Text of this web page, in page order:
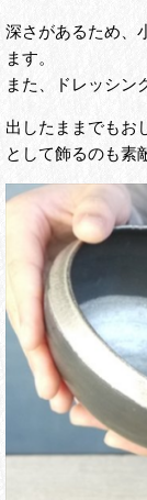
深さがあるため、
ます。
また、ドレッシン
出したままでもお
として飾るのも素